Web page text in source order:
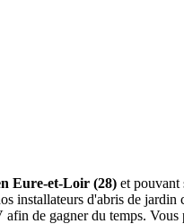
Eure-et-Loir (28) et pouvant
installateurs d'abris de jardin
de gagner du temps.